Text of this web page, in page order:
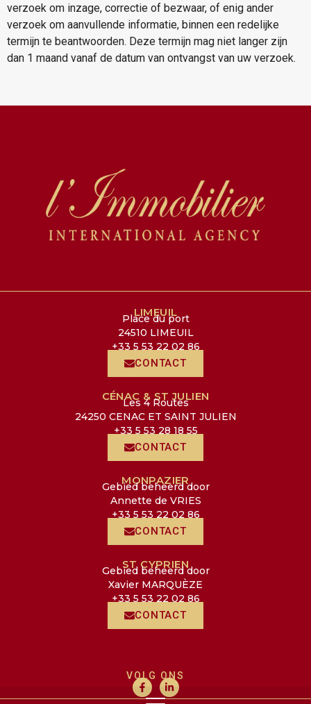
verzoek om inzage, correctie of bezwaar, of enig ander
verzoek om aanvullende informatie, binnen een redelijke
termijn te beantwoorden. Deze termijn mag niet langer zijn
dan 1 maand vanaf de datum van ontvangst van uw verzoek.
LIMEUIL
Place du port
24510 LIMEUIL
+33 5 53 22 02 86
CONTACT
CÉNAC & ST JULIEN
Les 4 Routes
24250 CENAC ET SAINT JULIEN
+33 5 53 28 18 55
CONTACT
MONPAZIER
Gebied beheerd door
Annette de VRIES
+33 5 53 22 02 86
CONTACT
ST CYPRIEN
Gebied beheerd door
Xavier MARQUÈZE
+33 5 53 22 02 86
CONTACT
VOLG ONS